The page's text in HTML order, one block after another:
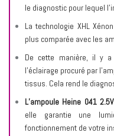
le diagnostic pour lequel
La technologie XHL
plus comparée avec les
De cette manière, il y
l’éclairage procuré par
tissus. Cela rend le
L’ampoule Heine 041 2.5V
elle garantie une
fonctionnement de votre